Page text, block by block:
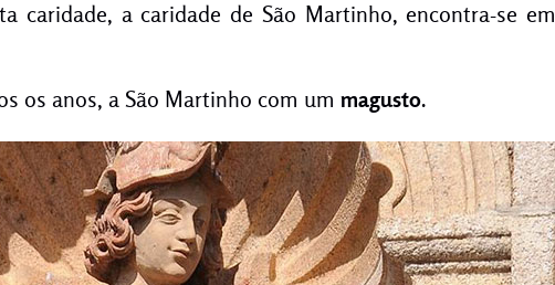
caridade, a caridade de São Martinho, encontra-se em
os anos, a São Martinho com um magusto.